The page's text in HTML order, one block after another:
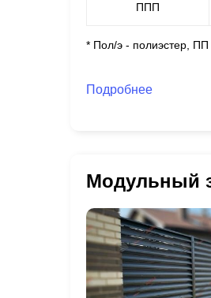
ППП
* Пол/э - полиэстер,
Подробнее
Модульный